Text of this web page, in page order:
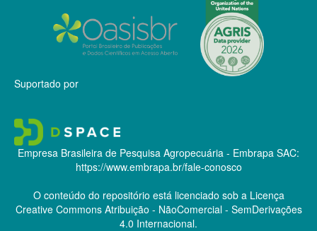
Suportado por
Empresa Brasileira de Pesquisa Agropecuária - Embrapa SAC:
https://www.embrapa.br/fale-conosco
O conteúdo do repositório está licenciado sob a Licença
Creative CommonsAtribuição - NãoComercial - SemDerivações
4.0 Internacional.